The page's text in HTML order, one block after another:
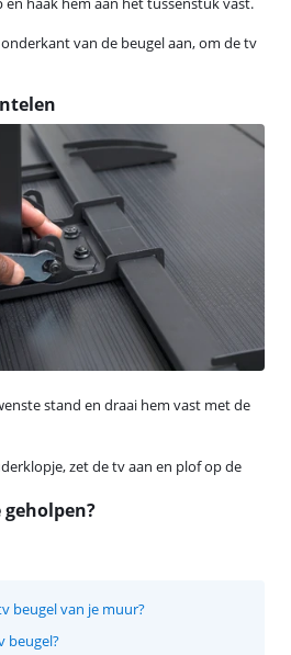
van de beugel aan, om de tv
stand en draai hem vast met de
zet de tv aan en plof op de
geholpen?
beugel van je muur?
beugel?